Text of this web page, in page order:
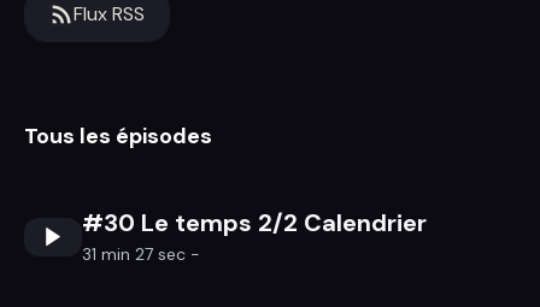
Flux RSS
Tous les épisodes
#30 Le temps 2/2 Calendrier
31 min 27 sec -